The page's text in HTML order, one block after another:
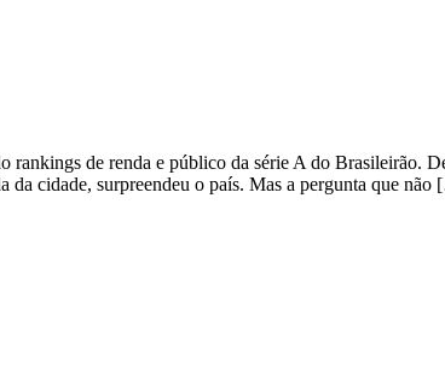
de renda e público da série A do Brasileirão.
da cidade, surpreendeu o país. Mas a pergunta que